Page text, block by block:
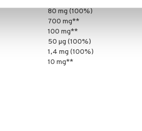
80 mg (100%)
700 mg**
100 mg**
50 µg (100%)
1,4 mg (100%)
10 mg**